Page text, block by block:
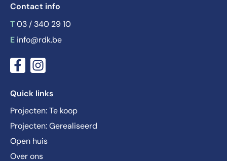
Contact info
T 03 / 340 29 10
E info@rdk.be
Quick links
Projecten: Te koop
Projecten: Gerealiseerd
Open huis
Over ons